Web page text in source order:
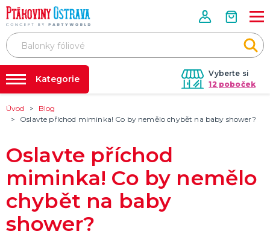
Vyberte si
12 poboček
Půjčovna kostýmů
Nafukování balónků
Prodejny
Párty Blog
O nás
Kategorie
PÁRTY VÝZDOBA
Pozvánky
Dětská párty
Párty a oslavy dle typu
Dekorace a doplňky
EKO produkty
Balení dárků
Balónky a hélium
KOSTÝMY, MASKY, DOPLŇKY
Valentýn
Karneval
Úvod
Blog
Oslavte příchod miminka! Co by nemělo chybět na baby shower?
Oslavte příchod
miminka! Co by nemělo
chybět na baby
shower?